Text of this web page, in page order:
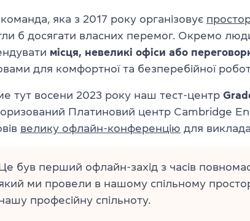
яка з 2017 року організовує
б досягати власних перемог. Окремо
місця, невеликі офіси або
для комфортної та безперебійної
тут восени 2023 року наш тест-центр
Платиновий центр Cambridge
велику офлайн-конференцію для
Це був перший офлайн-захід з часів
ми провели в нашому спільному
професійну спільноту.